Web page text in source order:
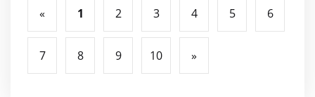
«
1 2 3 4 5 6
7 8 9 10 »